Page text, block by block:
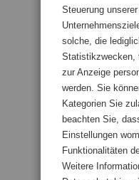
Steuerung
solche, die
Statistikzwecken,
zur Anzeige
werden. Sie
Kategorien Sie
beachten Sie,
Einstellungen
Funktionalitäten
Weitere